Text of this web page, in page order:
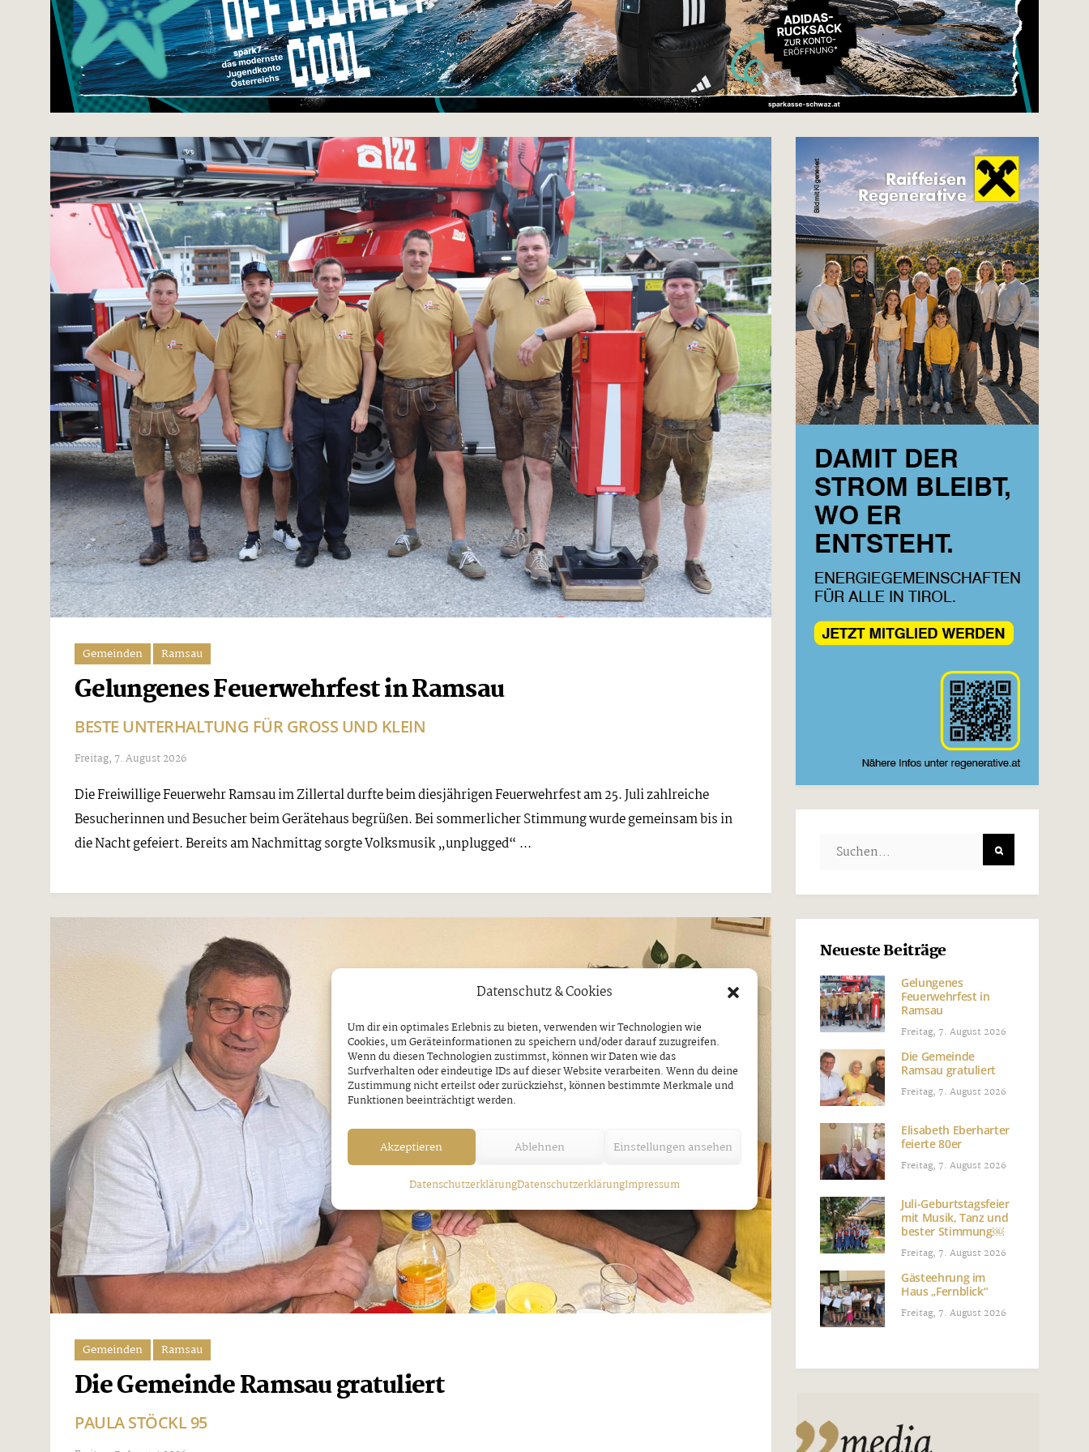
Datenschutz & Cookies
Um dir ein optimales Erlebnis zu bieten, verwenden wir Technologien wie
Cookies, um Geräteinformationen zu speichern und/oder darauf zuzugreifen.
Wenn du diesen Technologien zustimmst, können wir Daten wie das
Surfverhalten oder eindeutige IDs auf dieser Website verarbeiten. Wenn du deine
Zustimmung nicht erteilst oder zurückziehst, können bestimmte Merkmale und
Funktionen beeinträchtigt werden.
Akzeptieren Ablehnen Einstellungen ansehen
DatenschutzerklärungDatenschutzerklärungImpressum
Gemeinden Ramsau
Gelungenes Feuerwehrfest in Ramsau
BESTE UNTERHALTUNG FÜR GROSS UND KLEIN
Freitag, 7. August 2026
Die Freiwillige Feuerwehr Ramsau im Zillertal durfte beim diesjährigen Feuerwehrfest am 25. Juli zahlreiche
Besucherinnen und Besucher beim Gerätehaus begrüßen. Bei sommerlicher Stimmung wurde gemeinsam bis in
die Nacht gefeiert. Bereits am Nachmittag sorgte Volksmusik „unplugged“ ...
Gemeinden Ramsau
Die Gemeinde Ramsau gratuliert
PAULA STÖCKL 95
Neueste Beiträge
Gelungenes
Feuerwehrfest in
Ramsau
Freitag, 7. August 2026
Die Gemeinde
Ramsau gratuliert
Freitag, 7. August 2026
Elisabeth Eberharter
feierte 80er
Freitag, 7. August 2026
Juli-Geburtstagsfeier
mit Musik, Tanz und
bester Stimmung￼
Freitag, 7. August 2026
Gästeehrung im
Haus „Fernblick“
Freitag, 7. August 2026